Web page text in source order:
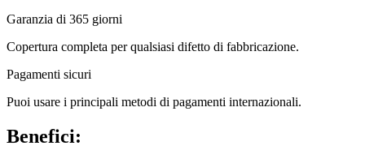
Garanzia di 365 giorni
Copertura completa per qualsiasi difetto di fabbricazione.
Pagamenti sicuri​
Puoi usare i principali metodi di pagamenti internazionali.
Benefici: